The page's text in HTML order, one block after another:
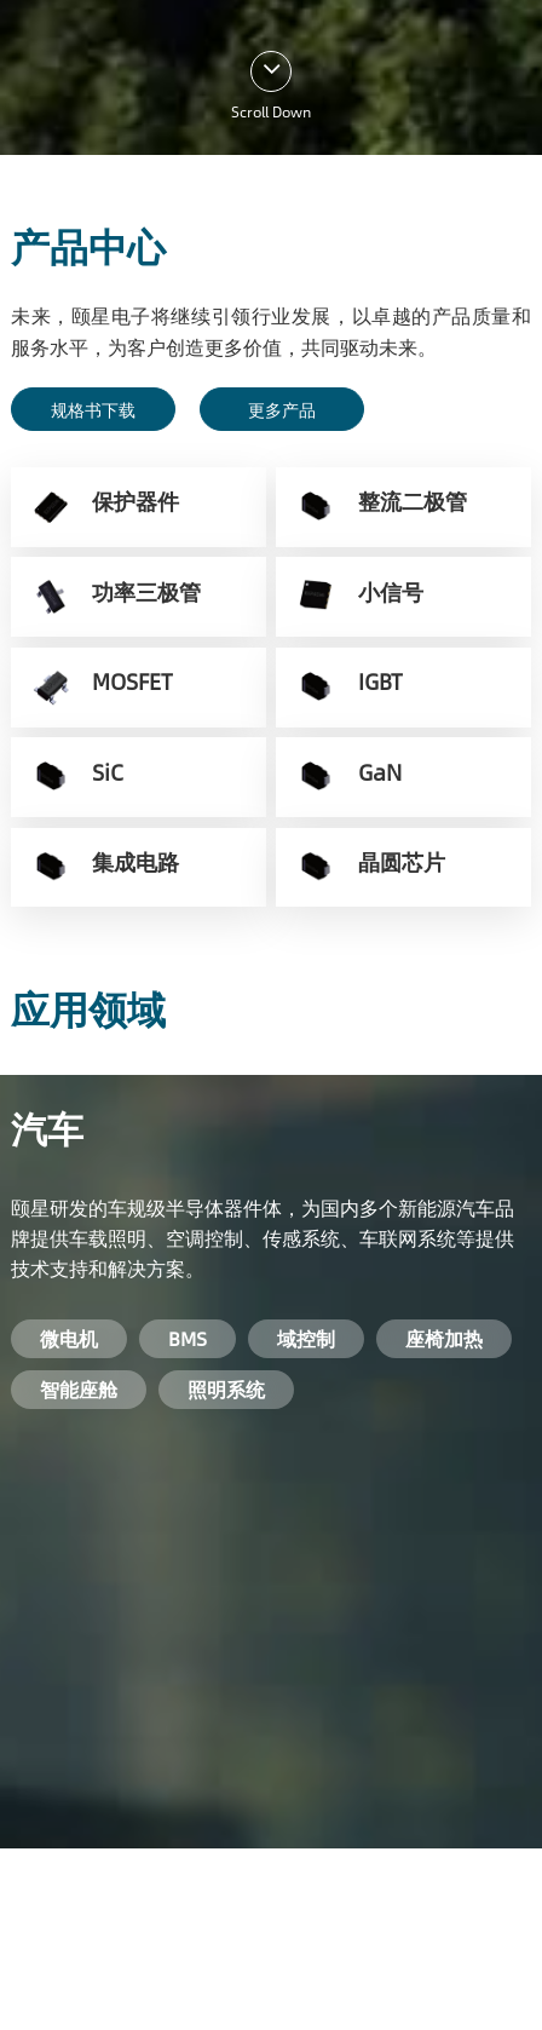
Scroll Down
产品中心
未来，颐星电子将继续引领行业发展，以卓越的产品质量和
服务水平，为客户创造更多价值，共同驱动未来。
规格书下载 更多产品
保护器件 整流二极管
功率三极管 小信号
MOSFET IGBT
SiC GaN
集成电路 晶圆芯片
应用领域
汽车
颐星研发的车规级半导体器件体，为国内多个新能源汽车品
牌提供车载照明、空调控制、传感系统、车联网系统等提供
技术支持和解决方案。
微电机 BMS 域控制
座椅加热
智能座舱
照明系统
电池管理系统
储能逆变器
工业电焊机 变频器
电机驱动
安防摄像头
开关电源 手机充电器
服务器电源
PC电源
电脑 手机 基站 机顶盒
智能农业 智能医疗
智能交通
智能家居